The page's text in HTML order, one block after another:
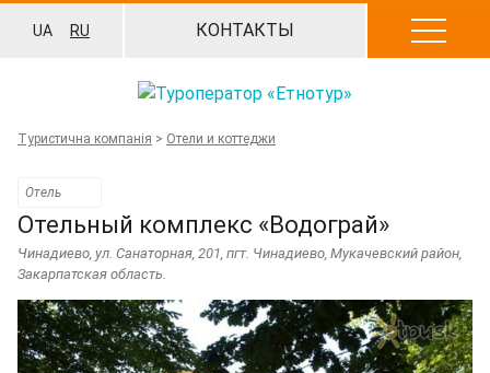
UA RU КОНТАКТЫ
Туристична компанія > Отели и коттеджи
Отель
Отельный комплекс «Водограй»
Чинадиево ул. Санаторная, 201, пгт. Чинадиево, Мукачевский район,
Закарпатская область.